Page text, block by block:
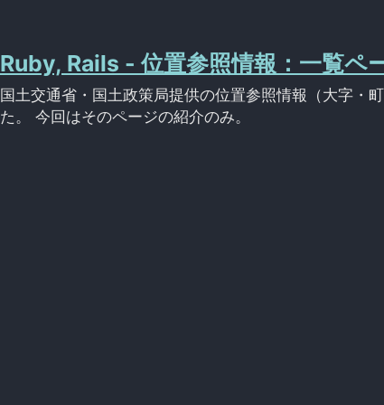
Ruby, Rails - 位置参照情報：一覧ペ
国土交通省・国土政策局提供の位置参照情報（大字・
た。 今回はそのページの紹介のみ。